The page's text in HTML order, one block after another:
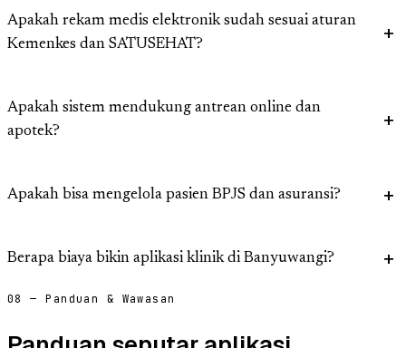
Apakah rekam medis elektronik sudah sesuai aturan
Kemenkes dan SATUSEHAT?
Apakah sistem mendukung antrean online dan
apotek?
Apakah bisa mengelola pasien BPJS dan asuransi?
Berapa biaya bikin aplikasi klinik di Banyuwangi?
08 — Panduan & Wawasan